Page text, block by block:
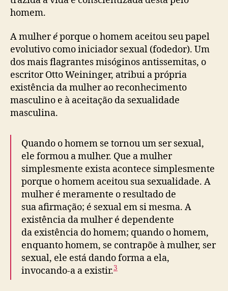
homem.
A mulheréporque o homem aceitou seu papel
evolutivo como iniciador sexual (fodedor). Um
dos mais flagrantes misóginos antissemitas, o
escritor Otto Weininger, atribui a própria
existência da mulher ao reconhecimento
masculino e à aceitação da sexualidade
masculina.
Quando o homem se tornou um ser sexual,
ele formou a mulher. Que a mulher
simplesmente exista acontece simplesmente
porque o homem aceitou sua sexualidade. A
mulher é meramente o resultado de
sua afirmação; é sexual em si mesma. A
existência da mulher é dependente
da existência do homem; quando o homem,
enquanto homem, se contrapõe à mulher, ser
sexual, ele está dando forma a ela,
invocando-a a existir.3